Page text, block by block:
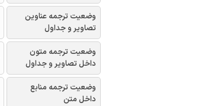
وضعیت ترجمه عناوین
تصاویر و جداول
وضعیت ترجمه متون
داخل تصاویر و جداول
وضعیت ترجمه منابع
داخل متن